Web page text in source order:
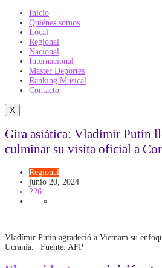
Inicio
Quiénes somos
Local
Regional
Nacional
Internacional
Master Deportes
Ranking Musical
Contacto
X
Gira asiática: Vladímir Putin
culminar su visita oficial a
Regional
junio 20, 2024
226
Vladímir Putin agradeció a Vietnam su
Ucrania. | Fuente: AFP